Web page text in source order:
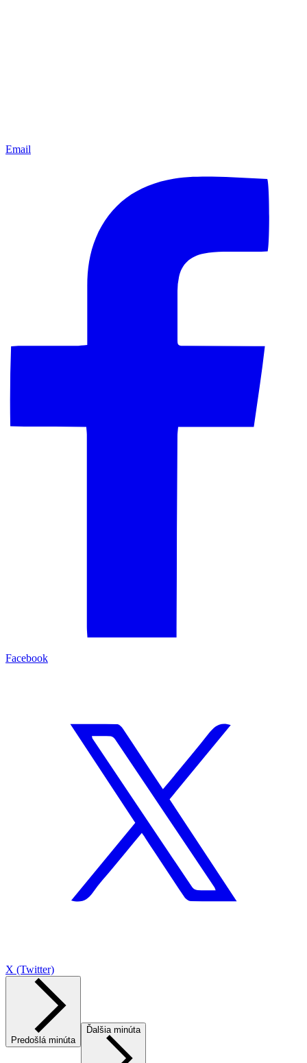
Email
Facebook
X (Twitter)
Predošlá minúta
Ďalšia minúta